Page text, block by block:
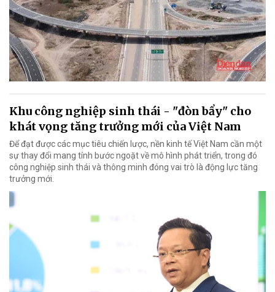
Khu công nghiệp sinh thái - "đòn bẩy" cho
khát vọng tăng trưởng mới của Việt Nam
Để đạt được các mục tiêu chiến lược, nền kinh tế Việt Nam cần một
sự thay đổi mang tính bước ngoặt về mô hình phát triển, trong đó
công nghiệp sinh thái và thông minh đóng vai trò là động lực tăng
trưởng mới.